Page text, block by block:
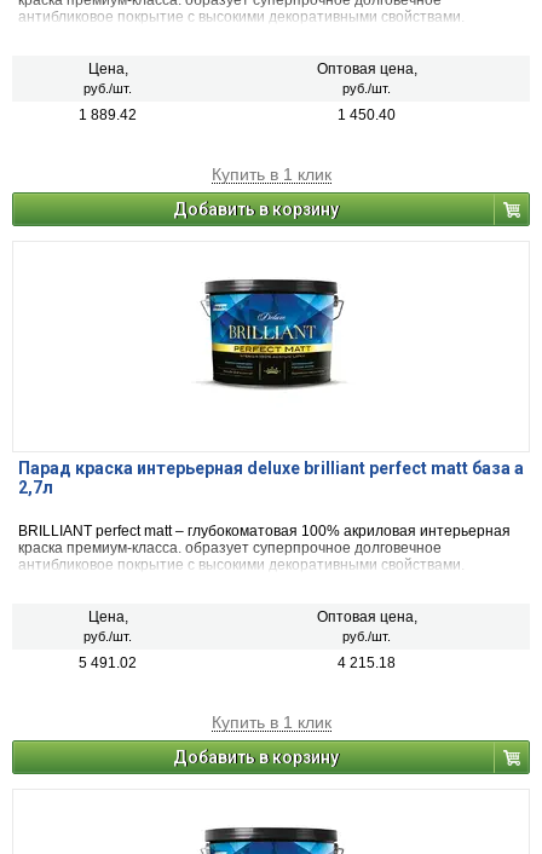
антибликовое покрытие с высокими декоративными свойствами.
Цена,
руб./шт.
Оптовая цена,
руб./шт.
1 889.42 1 450.40
Купить в 1 клик
Добавить в корзину
Парад краска интерьерная deluxe brilliant perfect matt база а
2,7л
BRILLIANT perfect matt – глубокоматовая 100% акриловая интерьерная
краска премиум-класса. образует суперпрочное долговечное
антибликовое покрытие с высокими декоративными свойствами.
Цена,
руб./шт.
Оптовая цена,
руб./шт.
5 491.02 4 215.18
Купить в 1 клик
Добавить в корзину